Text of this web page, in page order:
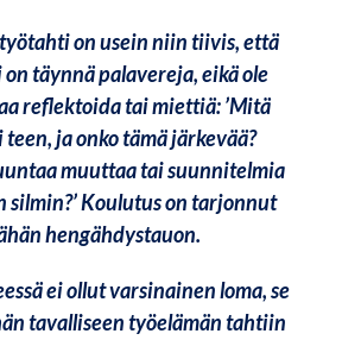
on usein niin tiivis, että
täynnä palavereja, eikä ole
reflektoida tai miettiä: ’Mitä
teen, ja onko tämä järkevää?
muuttaa tai suunnitelmia
silmin?’ Koulutus on tarjonnut
hengähdystauon.
ei ollut varsinainen loma, se
tavalliseen työelämän tahtiin